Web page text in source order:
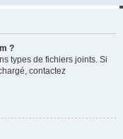
?
types de fichiers joints. Si
contactez